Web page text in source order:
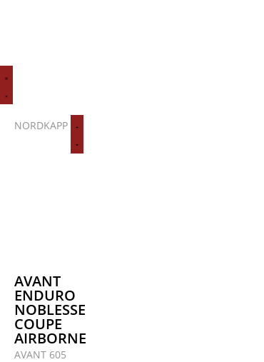
NORDKAPP
AVANT
ENDURO
NOBLESSE
COUPE
AIRBORNE
AVANT 605